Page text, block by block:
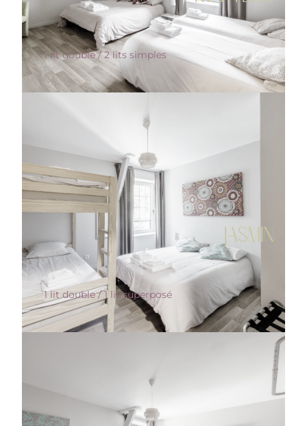
1 lit double / 2 lits simples
JASMIN
1 lit double / 1 lit superposé